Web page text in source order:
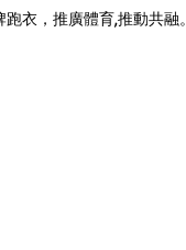
衣，推廣體育,推動共融。